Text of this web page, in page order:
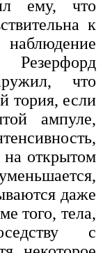
ему, что
к
Резерфорд
что
тория, если
ампуле,
на открытом
даже
того, тела,
с